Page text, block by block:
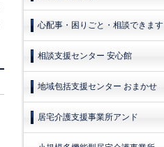
心配事・困りごと・相談できます
相談支援センター 安心館
地域包括支援センター おまかせ
居宅介護支援事業所アンド